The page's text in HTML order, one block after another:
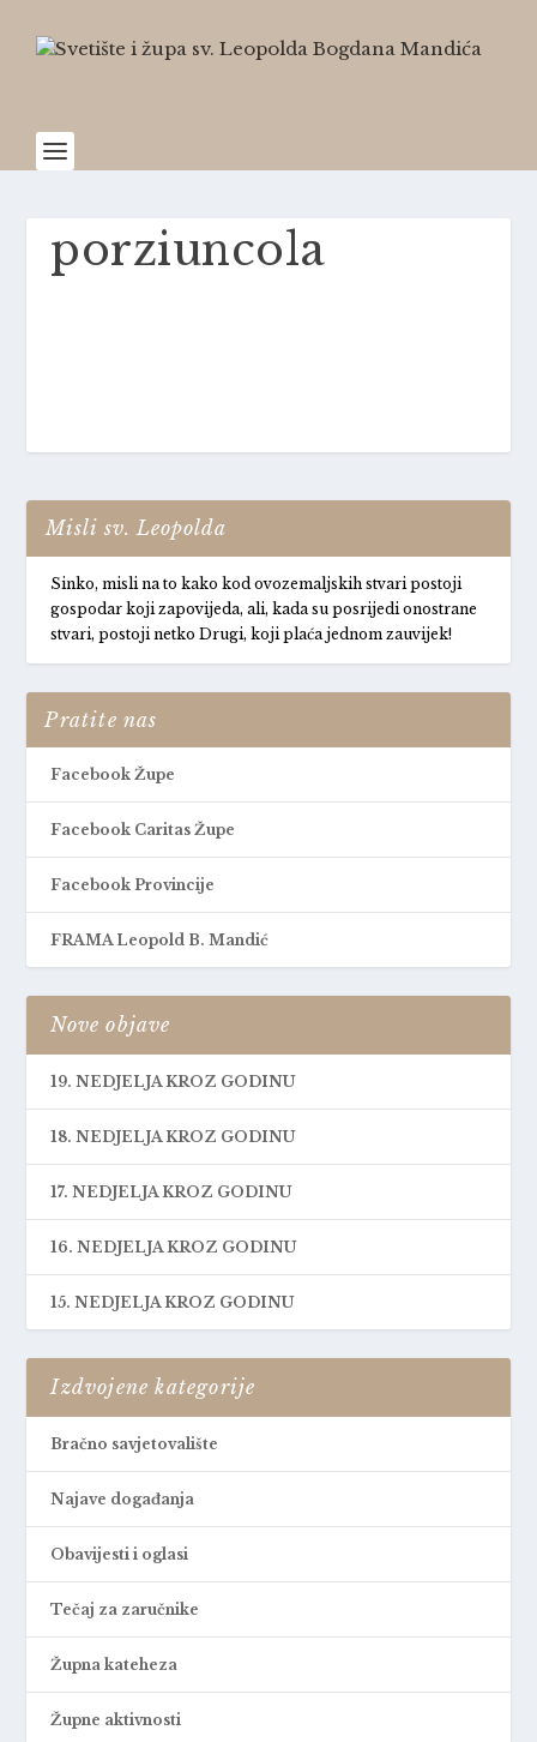
porziuncola
Misli sv. Leopolda
Sinko, misli na to kako kod ovozemaljskih stvari postoji
gospodar koji zapovijeda, ali, kada su posrijedi onostrane
stvari, postoji netko Drugi, koji plaća jednom zauvijek!
Pratite nas
Facebook Župe
Facebook Caritas Župe
Facebook Provincije
FRAMA Leopold B. Mandić
Nove objave
19. NEDJELJA KROZ GODINU
18. NEDJELJA KROZ GODINU
17. NEDJELJA KROZ GODINU
16. NEDJELJA KROZ GODINU
15. NEDJELJA KROZ GODINU
Izdvojene kategorije
Bračno savjetovalište
Najave događanja
Obavijesti i oglasi
Tečaj za zaručnike
Župna kateheza
Župne aktivnosti